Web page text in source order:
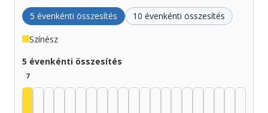
5 évenkénti összesítés 10 évenkénti összesítés
Színész
5 évenkénti összesítés
7